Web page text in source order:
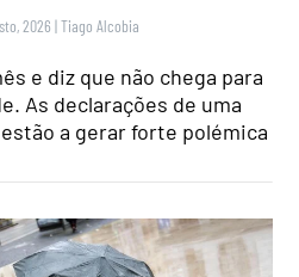
2026 |Tiago Alcobia
e diz que não chega para
As declarações de uma
a gerar forte polémica